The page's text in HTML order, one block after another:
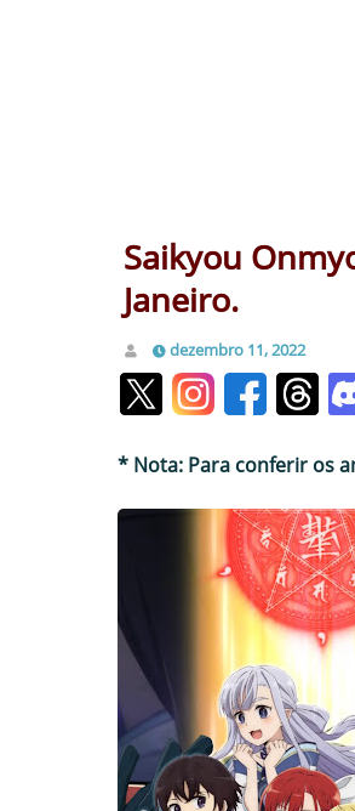
Saikyou
Janeiro.
dezembro 11, 2022
* Nota: Para conferir os